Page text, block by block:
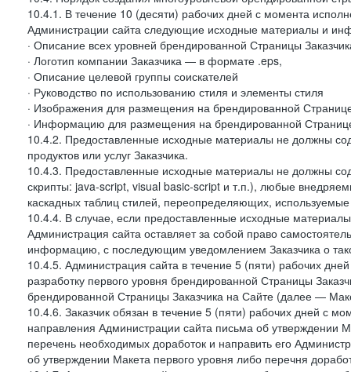
10.4.1. В течение 10 (десяти) рабочих дней с момента
Администрации сайта следующие исходные материалы и
· Описание всех уровней брендированной Страницы
· Логотип компании Заказчика — в формате .eps,
· Описание целевой группы соискателей
· Руководство по использованию стиля и элементы стиля
· Изображения для размещения на брендированной
· Информацию для размещения на брендированной
10.4.2. Предоставленные исходные материалы не должны
продуктов или услуг Заказчика.
10.4.3. Предоставленные исходные материалы не должны
скрипты: java-script, visual basic-script и т.п.), любые
каскадных таблиц стилей, переопределяющих,
10.4.4. В случае, если предоставленные исходные
Администрация сайта оставляет за собой право
информацию, с последующим уведомлением Заказчика о
10.4.5. Администрация сайта в течение 5 (пяти) рабочих
разработку первого уровня брендированной Страницы
брендированной Страницы Заказчика на Сайте (далее —
10.4.6. Заказчик обязан в течение 5 (пяти) рабочих дней с
направления Администрации сайта письма об утверждении
перечень необходимых доработок и направить его
об утверждении Макета первого уровня либо перечня